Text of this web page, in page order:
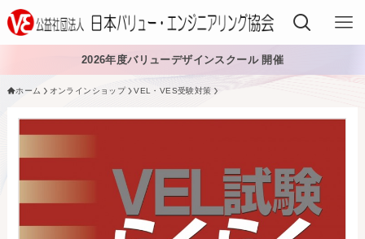
VEの資格
2026年度バリューデザインスクール 開催
ホーム オンラインショップ VEL・VES受験対策